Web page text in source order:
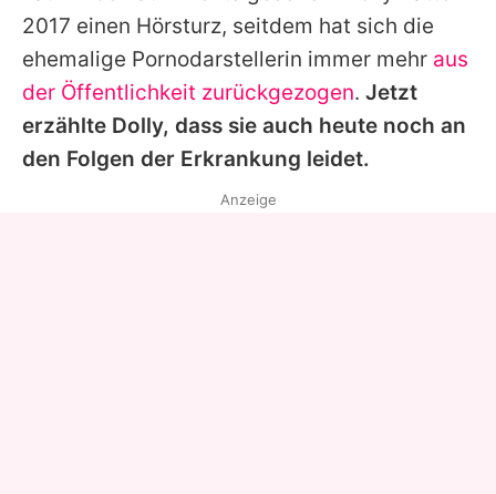
2017 einen Hörsturz, seitdem hat sich die
ehemalige Pornodarstellerin immer mehr aus
der Öffentlichkeit zurückgezogen. Jetzt
erzählte Dolly, dass sie auch heute noch an
den Folgen der Erkrankung leidet.
Anzeige